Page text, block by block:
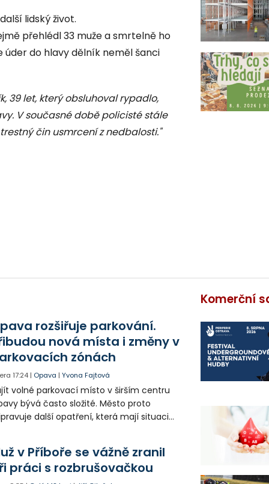
lidský život.
přehlédl 33 muže a smrtelně ho
úder do hlavy dělník neměl šanci
39 let, který obsluhoval rypadlo,
V současné době policisté stále
čin usmrcení z nedbalosti."
rozšiřuje parkování.
nová místa i změny v
zónách
17:24 | Opava |Yvona Fajtová
volné parkovací místo v širším centru
bývá často složité. Město proto
další opatření, která mají situaci
řidiče v parkovacích zónách.
v Příboře se vážně zranil
práci s rozbrušovačkou
Komerční